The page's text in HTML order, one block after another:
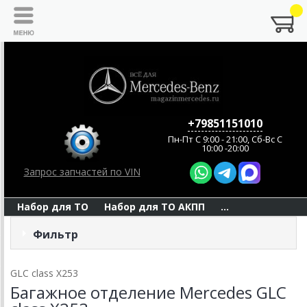
Запрос запчастей по VIN
+79851151010
Пн-Пт C 9:00 - 21:00, Сб-Вс С
10:00 -20:00
Набор для ТО Набор для ТО АКПП ...
Фильтр
GLC class X253
Багажное отделение Mercedes GLC